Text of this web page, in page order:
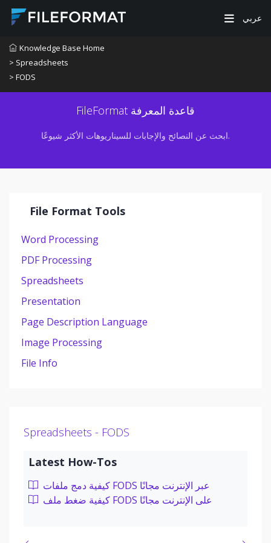
عربي
Knowledge Base Home
> Spreadsheets
> FODS
FileFormat قاعدة المعرفة
ابحث عن النصائح والإجابات للسيناريوهات الأكثر شيوعًا.
File Format Tools
Word Processing
PDF Processing
Spreadsheets
Presentation
Page Description Language
Image Processing
File Info
Spreadsheets - FODS
Latest How-Tos
كيفية دمج ملفات FODS عبر الإنترنت مجانًا
كيفية ضغط ملف FODS على الإنترنت مجانًا